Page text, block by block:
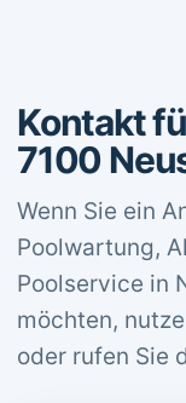
Kontakt
7100
Wenn Sie ein
Poolwartung,
Poolservice in
möchten,
oder rufen Sie